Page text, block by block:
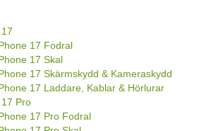
17 Fodral
17 Skal
17 Skärmskydd & Kameraskydd
17 Laddare, Kablar & Hörlurar
Pro
17 Pro Fodral